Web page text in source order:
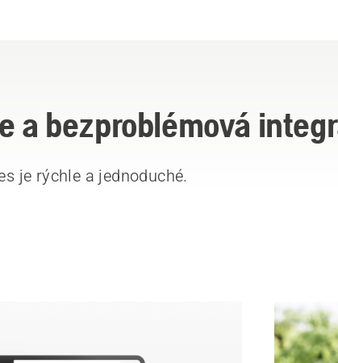
a bezproblémová
je rýchle a jednoduché.